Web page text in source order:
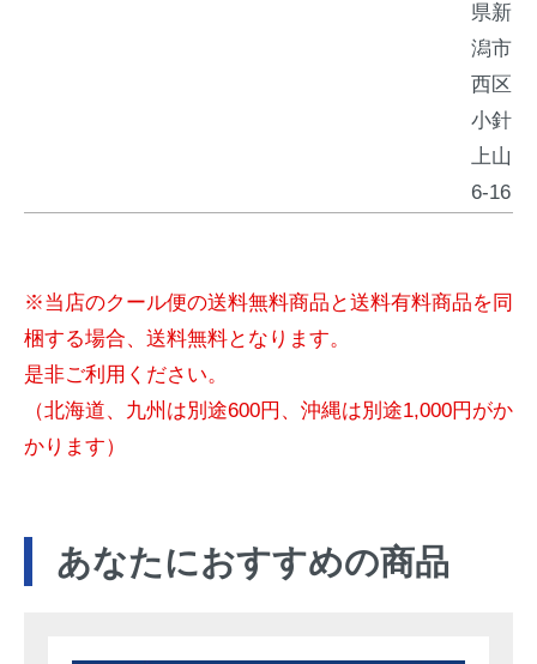
県新
潟市
西区
小針
上山
6-16
※当店のクール便の送料無料商品と送料有料商品を同
梱する場合、送料無料となります。
是非ご利用ください。
（北海道、九州は別途600円、沖縄は別途1,000円がか
かります）
あなたにおすすめの商品